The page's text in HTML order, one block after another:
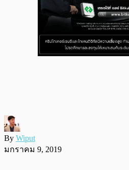
By Wiput
มกราคม 9, 2019